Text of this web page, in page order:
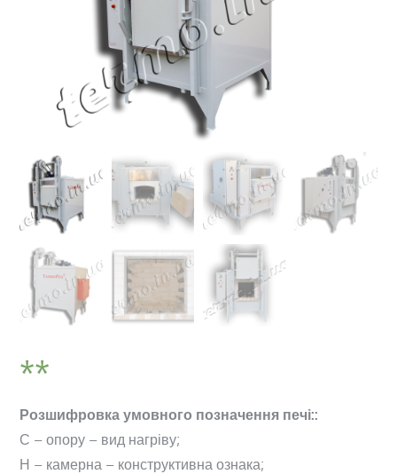
Розшифровка умовного позначення печі::
С – опору – вид нагріву;
Н – камерна – конструктивна ознака;